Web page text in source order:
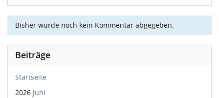
Bisher wurde noch kein Kommentar abgegeben.
Beiträge
Startseite
2026 Juni